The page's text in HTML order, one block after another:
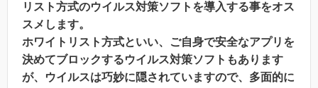
リスト方式のウイルス対策ソフトを導入する事をオス
スメします。
ホワイトリスト方式といい、ご自身で安全なアプリを
決めてブロックするウイルス対策ソフトもあります
が、ウイルスは巧妙に隠されていますので、多面的に